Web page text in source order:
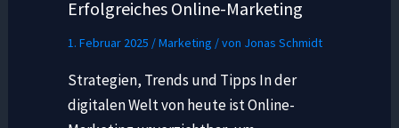
Erfolgreiches Online-Marketing
1. Februar 2025 /Marketing / von Jonas Schmidt
Strategien, Trends und Tipps In der
digitalen Welt von heute ist Online-